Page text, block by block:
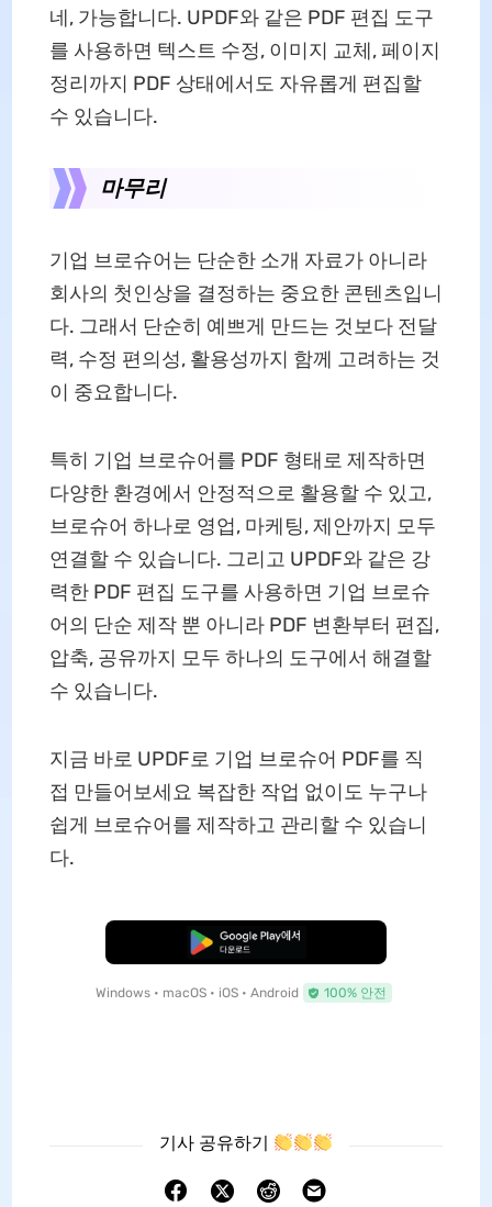
네, 가능합니다. UPDF와 같은 PDF 편집 도구
를 사용하면 텍스트 수정, 이미지 교체, 페이지
정리까지 PDF 상태에서도 자유롭게 편집할
수 있습니다.
마무리
기업 브로슈어는 단순한 소개 자료가 아니라
회사의 첫인상을 결정하는 중요한 콘텐츠입니
다. 그래서 단순히 예쁘게 만드는 것보다 전달
력, 수정 편의성, 활용성까지 함께 고려하는 것
이 중요합니다.
특히 기업 브로슈어를 PDF 형태로 제작하면
다양한 환경에서 안정적으로 활용할 수 있고,
브로슈어 하나로 영업, 마케팅, 제안까지 모두
연결할 수 있습니다. 그리고 UPDF와 같은 강
력한 PDF 편집 도구를 사용하면 기업 브로슈
어의 단순 제작 뿐 아니라 PDF 변환부터 편집,
압축, 공유까지 모두 하나의 도구에서 해결할
수 있습니다.
지금 바로 UPDF로 기업 브로슈어 PDF를 직
접 만들어보세요 복잡한 작업 없이도 누구나
쉽게 브로슈어를 제작하고 관리할 수 있습니
다.
무료로 다운로드
Windows • macOS • iOS • Android 100% 안전
기사 공유하기